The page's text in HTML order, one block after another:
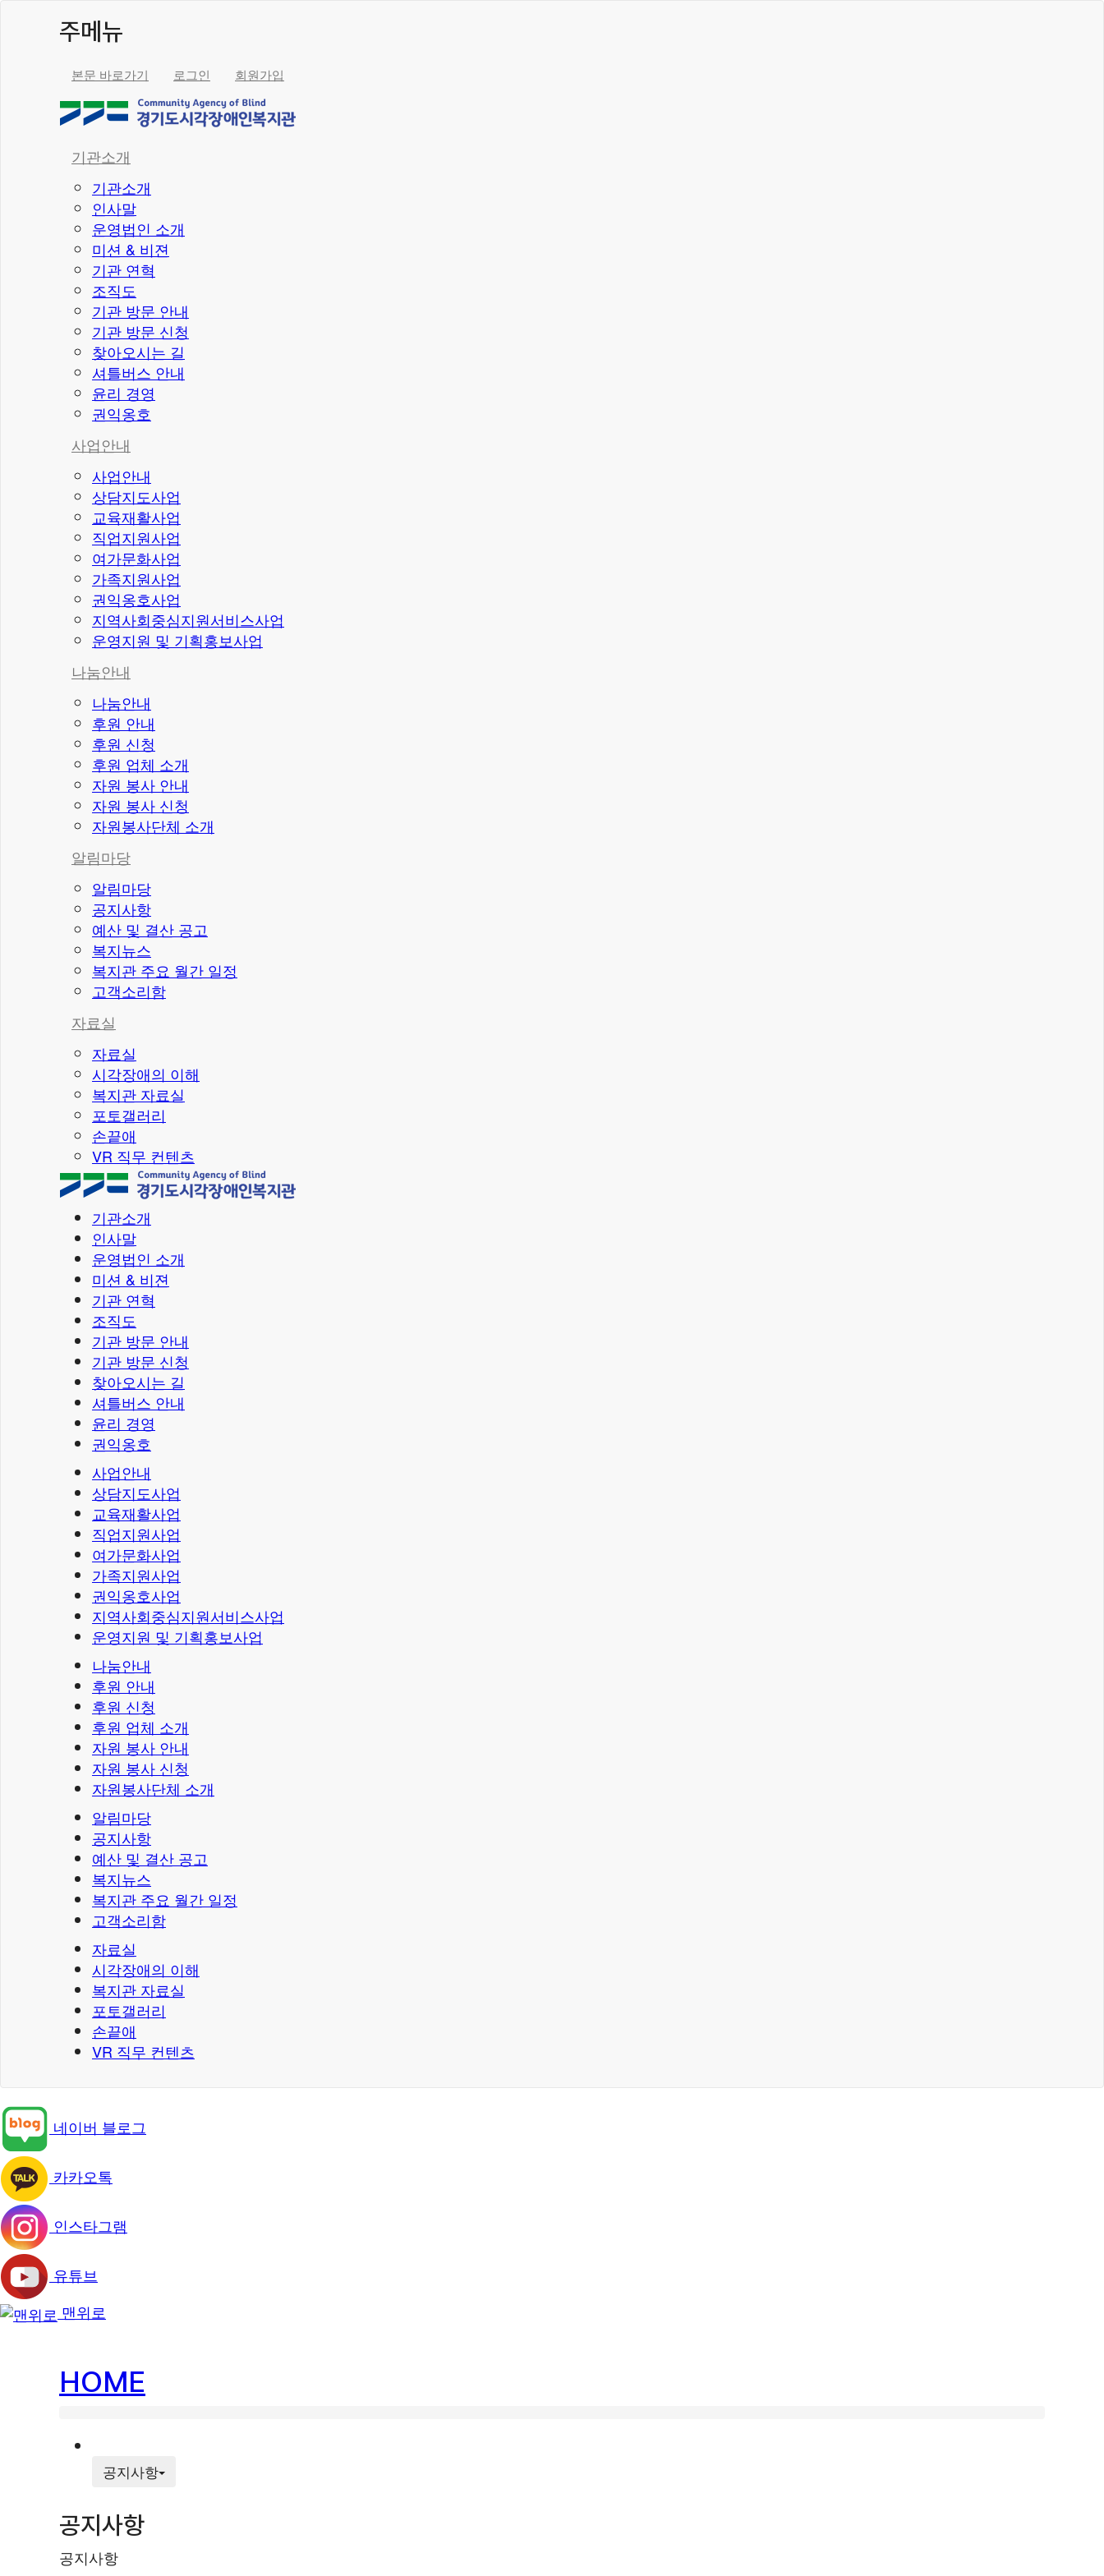
주메뉴
본문 바로가기 로그인 회원가입
기관소개
기관소개
인사말
운영법인 소개
미션 & 비젼
기관 연혁
조직도
기관 방문 안내
기관 방문 신청
찾아오시는 길
셔틀버스 안내
윤리 경영
권익옹호
사업안내
사업안내
상담지도사업
교육재활사업
직업지원사업
여가문화사업
가족지원사업
권익옹호사업
지역사회중심지원서비스사업
운영지원 및 기획홍보사업
나눔안내
나눔안내
후원 안내
후원 신청
후원 업체 소개
자원 봉사 안내
자원 봉사 신청
자원봉사단체 소개
알림마당
알림마당
공지사항
예산 및 결산 공고
복지뉴스
복지관 주요 월간 일정
고객소리함
자료실
자료실
시각장애의 이해
복지관 자료실
포토갤러리
손끝애
VR 직무 컨텐츠
기관소개
인사말
운영법인 소개
미션 & 비젼
기관 연혁
조직도
기관 방문 안내
기관 방문 신청
찾아오시는 길
셔틀버스 안내
윤리 경영
권익옹호
사업안내
상담지도사업
교육재활사업
직업지원사업
여가문화사업
가족지원사업
권익옹호사업
지역사회중심지원서비스사업
운영지원 및 기획홍보사업
나눔안내
후원 안내
후원 신청
후원 업체 소개
자원 봉사 안내
자원 봉사 신청
자원봉사단체 소개
알림마당
공지사항
예산 및 결산 공고
복지뉴스
복지관 주요 월간 일정
고객소리함
자료실
시각장애의 이해
복지관 자료실
포토갤러리
손끝애
VR 직무 컨텐츠
네이버 블로그
카카오톡
인스타그램
유튜브
맨위로
HOME
공지사항
공지사항
공지사항